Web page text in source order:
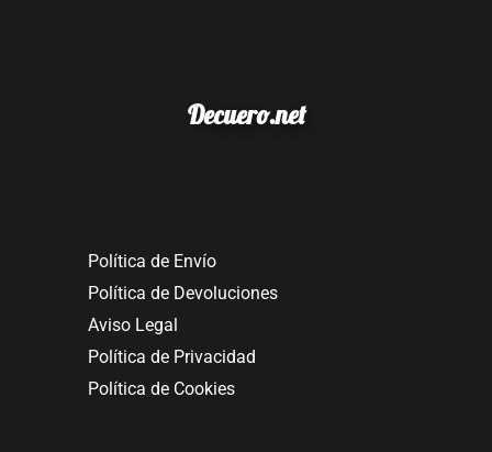
Decuero.net
Política de Envío
Política de Devoluciones
Aviso Legal
Política de Privacidad
Política de Cookies